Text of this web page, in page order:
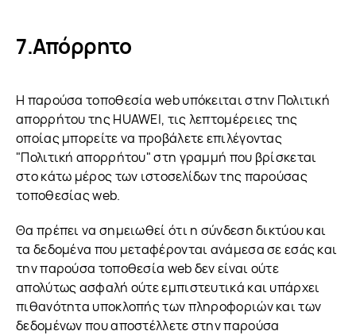
Απόρρητο
Η παρούσα τοποθεσία web υπόκειται στην Πολιτική
απορρήτου της HUAWEI, τις λεπτομέρειες της
οποίας μπορείτε να προβάλετε επιλέγοντας
"Πολιτική απορρήτου" στη γραμμή που βρίσκεται
στο κάτω μέρος των ιστοσελίδων της παρούσας
τοποθεσίας web.
Θα πρέπει να σημειωθεί ότι η σύνδεση δικτύου και
τα δεδομένα που μεταφέρονται ανάμεσα σε εσάς και
την παρούσα τοποθεσία web δεν είναι ούτε
απολύτως ασφαλή ούτε εμπιστευτικά και υπάρχει
πιθανότητα υποκλοπής των πληροφοριών και των
δεδομένων που αποστέλλετε στην παρούσα